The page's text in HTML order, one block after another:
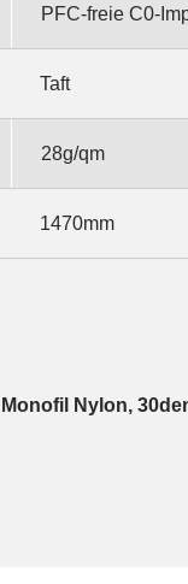
PFC-freie C0-
Taft
28g/qm
1470mm
Nylon,